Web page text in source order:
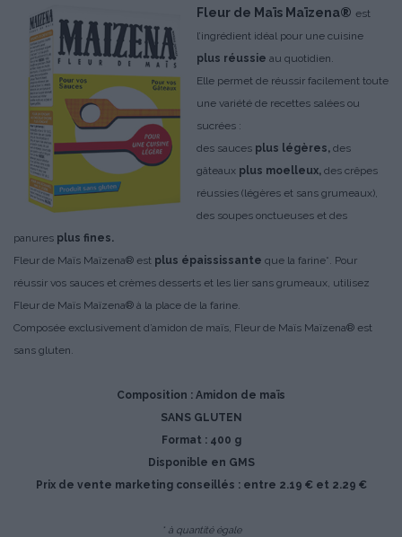
Fleur de Maïs Maïzena® est
l’ingrédient idéal pour une cuisine
plus réussie au quotidien.
Elle permet de réussir facilement toute
une variété de recettes salées ou
sucrées :
des sauces plus légères, des
gâteaux plus moelleux, des crêpes
réussies (légères et sans grumeaux),
des soupes onctueuses et des
panures plus fines.
Fleur de Maïs Maïzena® est plus épaississante que la farine*. Pour
réussir vos sauces et crèmes desserts et les lier sans grumeaux, utilisez
Fleur de Maïs Maïzena® à la place de la farine.
Composée exclusivement d’amidon de maïs, Fleur de Maïs Maïzena® est
sans gluten.
Composition : Amidon de maïs
SANS GLUTEN
Format : 400 g
Disponible en GMS
Prix de vente marketing conseillés : entre 2.19 € et 2.29 €
* à quantité égale